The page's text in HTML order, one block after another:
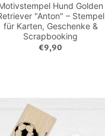
Hund Golden
"Anton" – Stempel
für Karten, Geschenke &
Scrapbooking
€9,90